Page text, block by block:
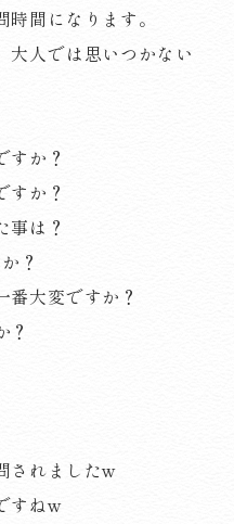
間になります。
大人では思いつかない
すか？
すか？
事は？
？
番大変ですか？
？
されましたw
すねw